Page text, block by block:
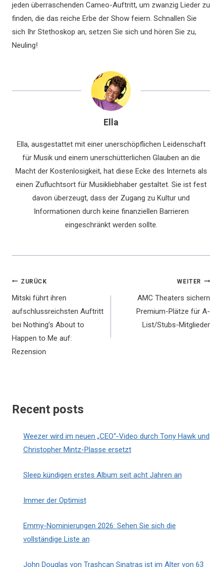
jeden überraschenden Cameo-Auftritt, um zwanzig Lieder zu
finden, die das reiche Erbe der Show feiern. Schnallen Sie
sich Ihr Stethoskop an, setzen Sie sich und hören Sie zu,
Neuling!
Ella
Ella, ausgestattet mit einer unerschöpflichen Leidenschaft
für Musik und einem unerschütterlichen Glauben an die
Macht der Kostenlosigkeit, hat diese Ecke des Internets als
einen Zufluchtsort für Musikliebhaber gestaltet. Sie ist fest
davon überzeugt, dass der Zugang zu Kultur und
Informationen durch keine finanziellen Barrieren
eingeschränkt werden sollte.
Beitragsnavigation
ZURÜCK
Mitski führt ihren
aufschlussreichsten Auftritt
bei Nothing’s About to
Happen to Me auf:
Rezension
WEITER
AMC Theaters sichern
Premium-Plätze für A-
List/Stubs-Mitglieder
Recent posts
Weezer wird im neuen „CEO“-Video durch Tony Hawk und
Christopher Mintz-Plasse ersetzt
Sleep kündigen erstes Album seit acht Jahren an
Immer der Optimist
Emmy-Nominierungen 2026: Sehen Sie sich die
vollständige Liste an
John Douglas von Trashcan Sinatras ist im Alter von 63